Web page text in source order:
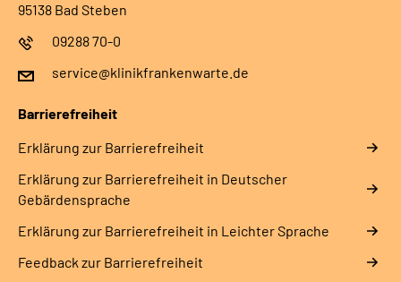
95138 Bad Steben
09288 70-0
service@klinikfrankenwarte.de
Barrierefreiheit
Erklärung zur Barrierefreiheit
Erklärung zur Barrierefreiheit in Deutscher
Gebärdensprache
Erklärung zur Barrierefreiheit in Leichter Sprache
Feedback zur Barrierefreiheit